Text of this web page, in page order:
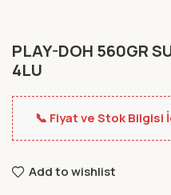
PLAY-DOH 560GR
4LU
📞 Fiyat ve Stok Bilgisi
Add to wishlist